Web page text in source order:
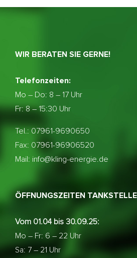
WIR BERATEN SIE GERNE!
Telefonzeiten:
Mo – Do: 8 – 17 Uhr
Fr: 8 – 15:30 Uhr
Tel.: 07961-9690650
Fax: 07961-96906520
Mail: info@kling-energie.de
ÖFFNUNGSZEITEN TANKSTELLE
Vom 01.04 bis 30.09.25:
Mo – Fr: 6 – 22 Uhr
Sa: 7 – 21 Uhr